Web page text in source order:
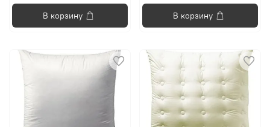
В корзину В корзину